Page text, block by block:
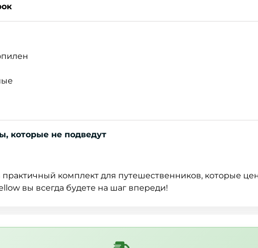
которые не подведут
комплект для путешественников, которые
вы всегда будете на шаг впереди!